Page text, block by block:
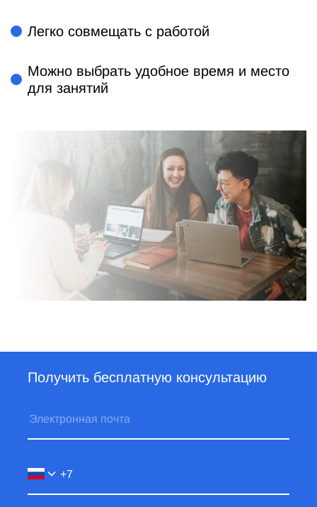
Легко совмещать с работой
Можно выбрать удобное время и место
для занятий
Получить бесплатную консультацию